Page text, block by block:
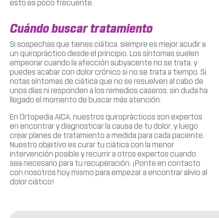
esto es poco frecuente.
Cuándo buscar tratamiento
Si sospechas que tienes ciática, siempre es mejor acudir a
un quiropráctico desde el principio. Los síntomas suelen
empeorar cuando la afección subyacente no se trata, y
puedes acabar con dolor crónico si no se trata a tiempo. Si
notas síntomas de ciática que no se resuelven al cabo de
unos días ni responden a los remedios caseros, sin duda ha
llegado el momento de buscar más atención.
En Ortopedia AICA, nuestros quiroprácticos son expertos
en encontrar y diagnosticar la causa de tu dolor, y luego
crear planes de tratamiento a medida para cada paciente.
Nuestro objetivo es curar tu ciática con la menor
intervención posible y recurrir a otros expertos cuando
sea necesario para tu recuperación. ¡Ponte en contacto
con nosotros hoy mismo para empezar a encontrar alivio al
dolor ciático!